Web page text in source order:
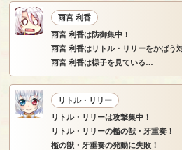
雨宮 利香
雨宮 利香は防御集中！
雨宮 利香はリトル・リリーをかばう
雨宮 利香は様子を見ている…
リトル・リリー
リトル・リリーは攻撃集中！
リトル・リリーの檻の獣・牙重奏！
檻の獣・牙重奏の発動に失敗！